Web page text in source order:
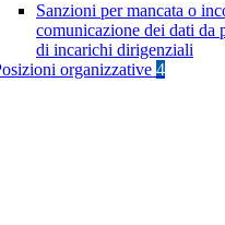
Sanzioni per mancata o
comunicazione dei dati da
di incarichi dirigenziali
organizzative 4